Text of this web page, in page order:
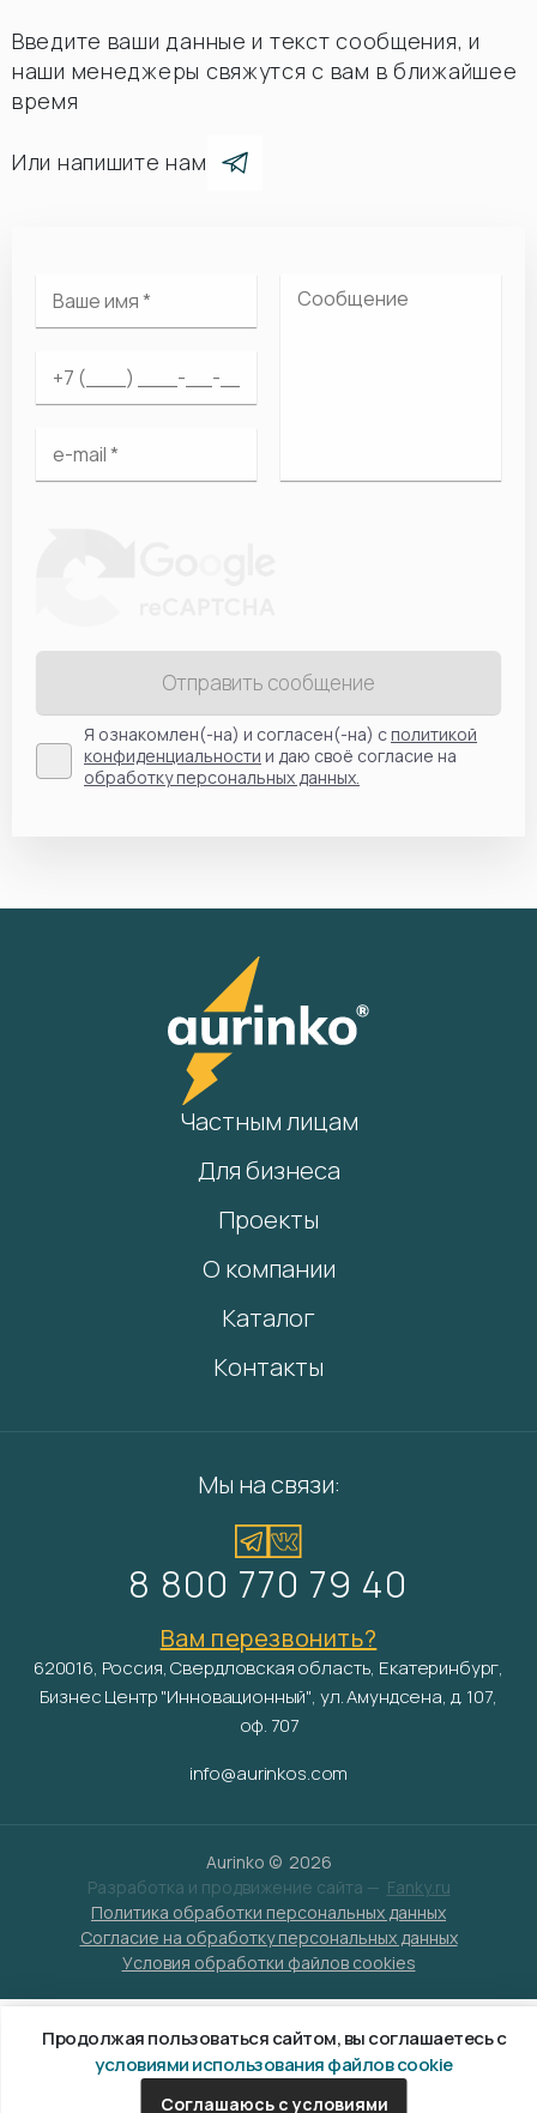
Введите ваши данные и текст сообщения, и
наши менеджеры свяжутся с вам в ближайшее
время
Или напишите нам
Отправить сообщение
Я ознакомлен(-на) и согласен(-на) сполитикой
конфиденциальности и даю своё согласие на
обработку персональных данных.
Частным лицам
Для бизнеса
Проекты
О компании
Каталог
Контакты
Мы на связи:
8 800 770 79 40
Вам перезвонить?
620016, Россия, Свердловская область, Екатеринбург,
Бизнес Центр "Инновационный", ул. Амундсена, д. 107,
оф. 707
info@aurinkos.com
Aurinko © 2026
Разработка и продвижение сайта — Fanky.ru
Политика обработки персональных данных
Согласие на обработку персональных данных
Условия обработки файлов cookies
Продолжая пользоваться сайтом, вы соглашаетесь с
условиями использования файлов cookie
Соглашаюсь с условиями